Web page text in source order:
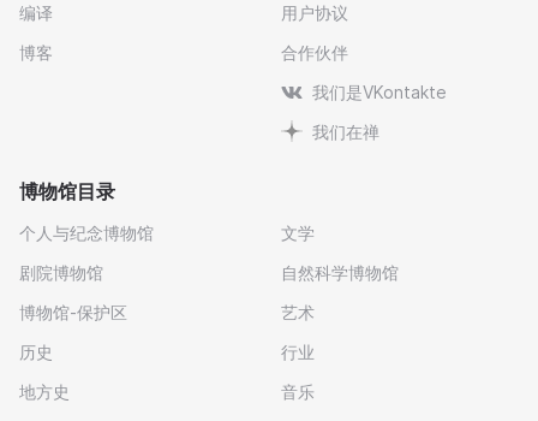
编译
博客
用户协议
合作伙伴
我们是VKontakte
我们在禅
博物馆目录
个人与纪念博物馆
剧院博物馆
博物馆-保护区
历史
地方史
文学
自然科学博物馆
艺术
行业
音乐